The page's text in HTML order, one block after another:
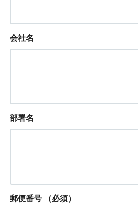
会社名
部署名
郵便番号 （必須）